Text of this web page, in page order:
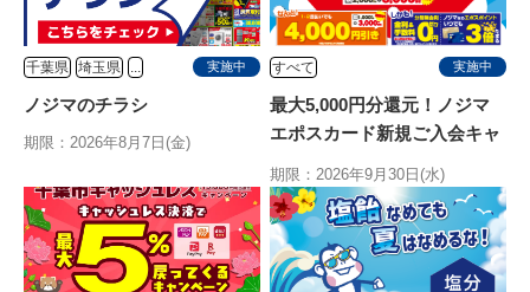
千葉県 埼玉県 実施中
ノジマのチラシ
期限：2026年8月7日(金)
すべて 実施中
最大5,000円分還元！ノジマ
エポスカード新規ご入会キャ
期限：2026年9月30日(水)